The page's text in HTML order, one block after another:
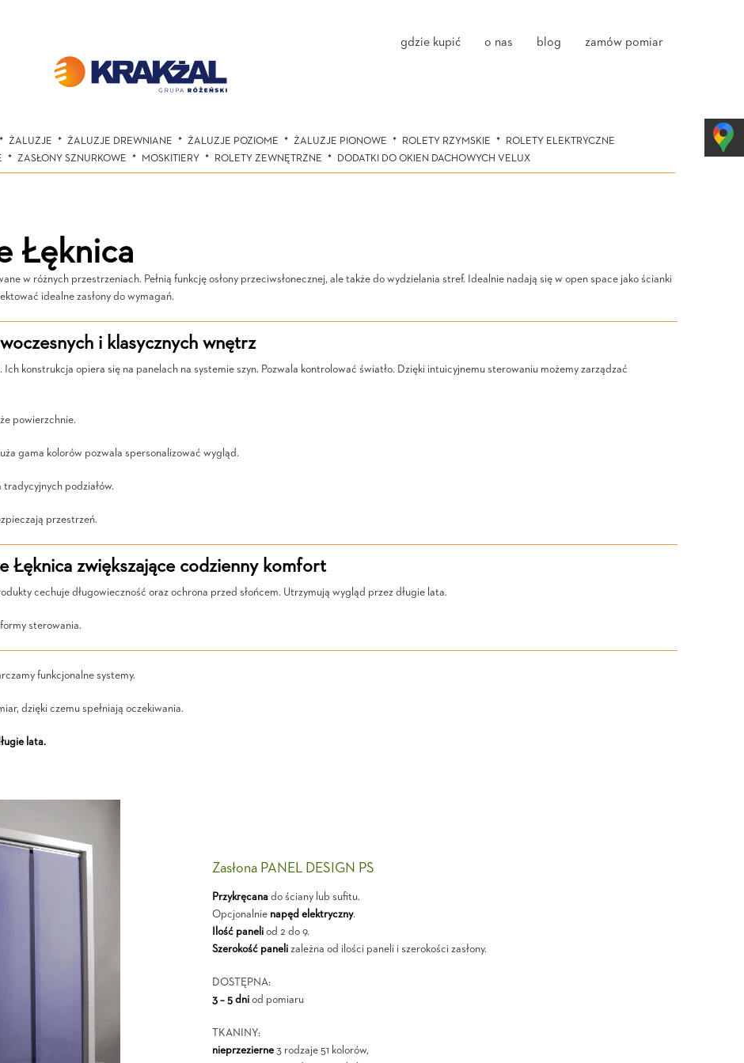
gdzie kupić o nas blog zamów pomiar
ŻALUZJE ŻALUZJE DREWNIANE ŻALUZJE POZIOME ŻALUZJE PIONOWE ROLETY RZYMSKIE
ROLETY ELEKTRYCZNE
ZASŁONY SZNURKOWE MOSKITIERY ROLETY ZEWNĘTRZNE DODATKI DO OKIEN DACHOWYCH VELUX
Łęknica
w różnych przestrzeniach. Pełnią funkcję osłony przeciwsłonecznej, ale także do wydzielania stref. Idealnie nadają się w open space jako ścianki
idealne zasłony do wymagań.
i klasycznych wnętrz
konstrukcja opiera się na panelach na systemie szyn. Pozwala kontrolować światło. Dzięki intuicyjnemu sterowaniu możemy zarządzać
powierzchnie.
gama kolorów pozwala spersonalizować wygląd.
podziałów.
przestrzeń.
Łęknica zwiększające codzienny komfort
cechuje długowieczność oraz ochrona przed słońcem. Utrzymują wygląd przez długie lata.
sterowania.
funkcjonalne systemy.
dzięki czemu spełniają oczekiwania.
lata.
Zasłona PANEL DESIGN PS
Przykręcanado ściany lub sufitu.
Opcjonalnie napęd elektryczny.
Ilość paneliod 2 do 9.
Szerokość panelizależna od ilości paneli i szerokości zasłony.
DOSTĘPNA:
3 – 5 dniod pomiaru
TKANINY:
nieprzezierne3 rodzaje 51 kolorów,